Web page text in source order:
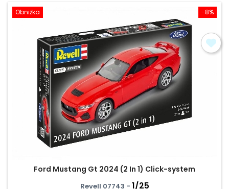
-8%
Obniżka
Ford Mustang Gt 2024 (2 In 1) Click-system
Revell 07743 - 1/25